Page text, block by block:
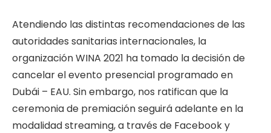
Atendiendo las distintas recomendaciones de las
autoridades sanitarias internacionales, la
organización WINA 2021 ha tomado la decisión de
cancelar el evento presencial programado en
Dubái – EAU. Sin embargo, nos ratifican que la
ceremonia de premiación seguirá adelante en la
modalidad streaming, a través de Facebook y